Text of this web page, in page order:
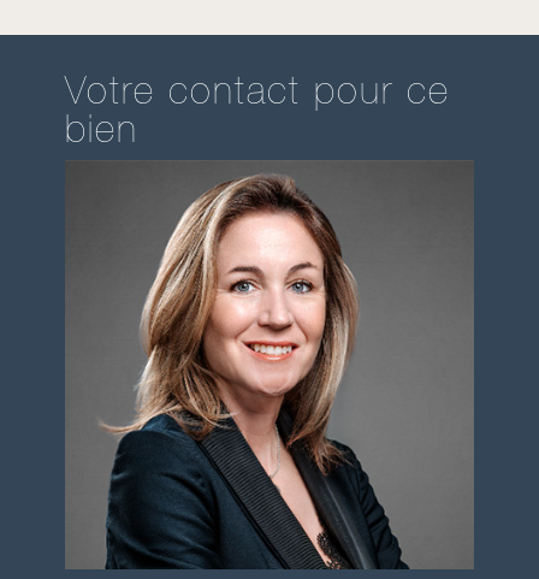
Votre contact pour ce
bien